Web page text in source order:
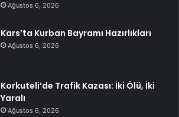
Ağustos 6, 2026
Kars’ta Kurban Bayramı Hazırlıkları
Ağustos 6, 2026
Korkuteli’de Trafik Kazası: İki Ölü, İki
Yaralı
Ağustos 6, 2026